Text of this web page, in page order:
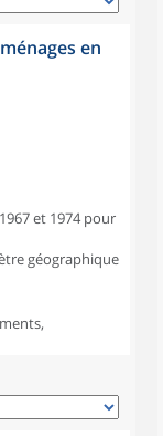
en
et 1974 pour
géographique